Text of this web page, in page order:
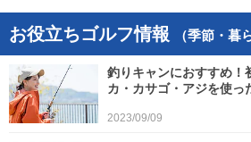
お役立ちゴルフ情報 （季節・暮
釣りキャンにおすすめ！
カ・カサゴ・アジを使っ
2023/09/09